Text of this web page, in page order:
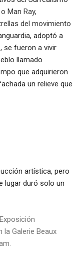
Man Ray,
del movimiento
adoptó a
se fueron a vivir
llamado
que adquirieron
un relieve que
artística, pero
lugar duró solo un
la Galerie Beaux